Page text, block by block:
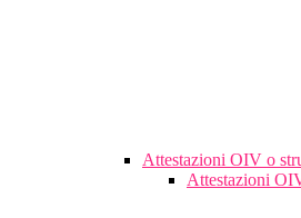
Attestazioni OIV o
Attestazioni